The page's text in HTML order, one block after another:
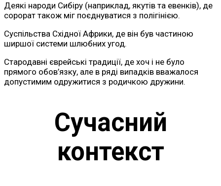
Деякі народи Сибіру (наприклад, якутів та евенків), де
сорорат також міг поєднуватися з полігінією.
Суспільства Східної Африки, де він був частиною
ширшої системи шлюбних угод.
Стародавні єврейські традиції, де хоч і не було
прямого обов’язку, але в ряді випадків вважалося
допустимим одружитися з родичкою дружини.
Сучасний
контекст